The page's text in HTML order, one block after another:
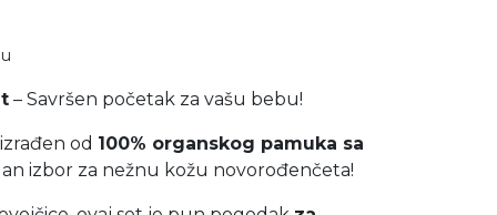
– Savršen početak za vašu bebu!
od 100% organskog pamuka sa
izbor za nežnu kožu novorođenčeta!